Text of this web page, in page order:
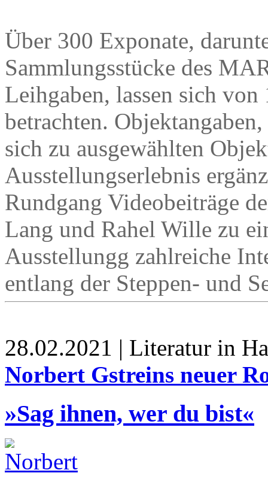
Über 300 Exponate,
Sammlungsstücke des
Leihgaben, lassen sich
betrachten.
sich zu ausgewählten
Ausstellungserlebnis
Rundgang Videobeiträge
Lang und Rahel Wille zu
Ausstellungg zahlreiche
entlang der Steppen- und
28.02.2021 | Literatur in
Norbert Gstreins neuer
»Sag ihnen, wer du bist«